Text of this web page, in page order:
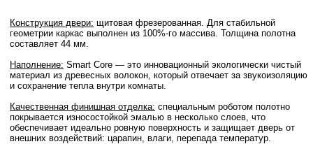
Конструкция двери: щитовая фрезерованная. Для стабильной
геометрии каркас выполнен из 100%-го массива. Толщина полотна
составляет 44 мм.
Наполнение: Smart Core — это инновационный экологически чистый
материал из древесных волокон, который отвечает за звукоизоляцию
и сохранение тепла внутри комнаты.
Качественная финишная отделка: специальным роботом полотно
покрывается износостойкой эмалью в несколько слоев, что
обеспечивает идеально ровную поверхность и защищает дверь от
внешних воздействий: царапин, влаги, перепада температур.